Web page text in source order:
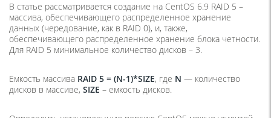
В статье рассматривается создание на CentOS 6.9 RAID 5 –
массива, обеспечивающего распределенное хранение
данных (чередование, как в RAID 0), и, также,
обеспечивающего распределенное хранение блока четности.
Для RAID 5 минимальное количество дисков – 3.
Емкость массива RAID 5 = (N-1)*SIZE, где N — количество
дисков в массиве, SIZE – емкость дисков.